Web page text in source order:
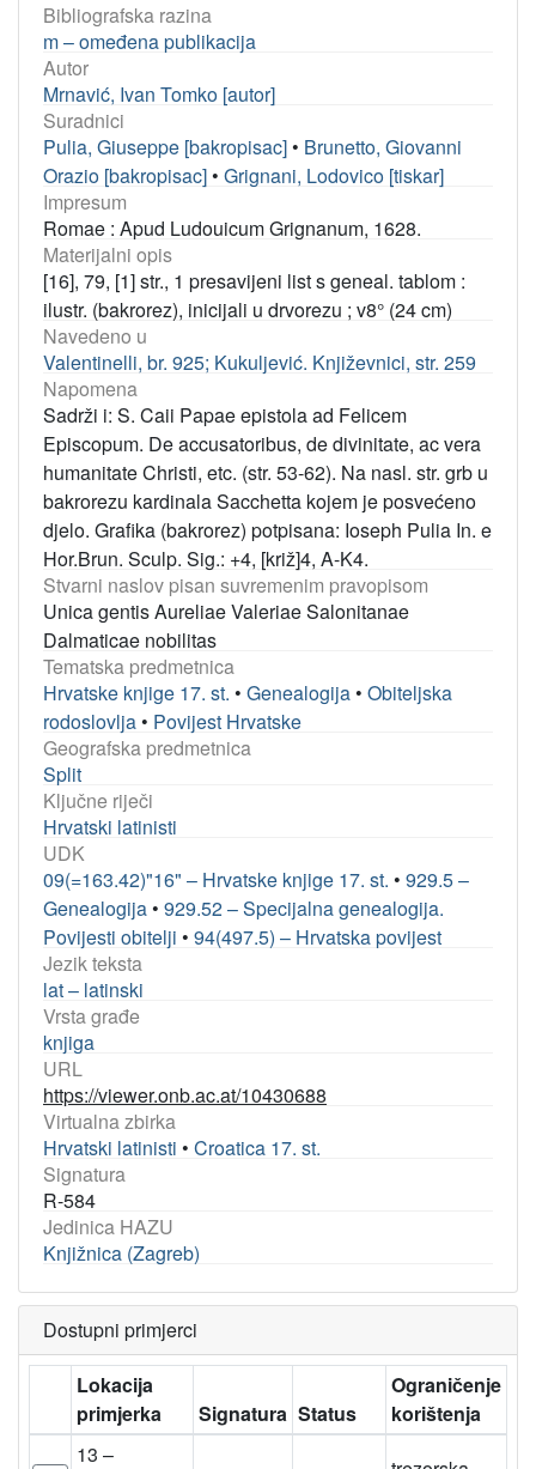
Bibliografska razina
m – omeđena publikacija
Autor
Mrnavić, Ivan Tomko [autor]
Suradnici
Pulia, Giuseppe [bakropisac] • Brunetto, Giovanni
Orazio [bakropisac] • Grignani, Lodovico [tiskar]
Impresum
Romae : Apud Ludouicum Grignanum, 1628.
Materijalni opis
[16], 79, [1] str., 1 presavijeni list s geneal. tablom :
ilustr. (bakrorez), inicijali u drvorezu ; v8° (24 cm)
Navedeno u
Valentinelli, br. 925; Kukuljević. Književnici, str. 259
Napomena
Sadrži i: S. Caii Papae epistola ad Felicem
Episcopum. De accusatoribus, de divinitate, ac vera
humanitate Christi, etc. (str. 53-62). Na nasl. str. grb u
bakrorezu kardinala Sacchetta kojem je posvećeno
djelo. Grafika (bakrorez) potpisana: Ioseph Pulia In. e
Hor.Brun. Sculp. Sig.: +4, [križ]4, A-K4.
Stvarni naslov pisan suvremenim pravopisom
Unica gentis Aureliae Valeriae Salonitanae
Dalmaticae nobilitas
Tematska predmetnica
Hrvatske knjige 17. st. • Genealogija • Obiteljska
rodoslovlja • Povijest Hrvatske
Geografska predmetnica
Split
Ključne riječi
Hrvatski latinisti
UDK
09(=163.42)"16" – Hrvatske knjige 17. st. • 929.5 –
Genealogija • 929.52 – Specijalna genealogija.
Povijesti obitelji • 94(497.5) – Hrvatska povijest
Jezik teksta
lat – latinski
Vrsta građe
knjiga
URL
https://viewer.onb.ac.at/10430688
Virtualna zbirka
Hrvatski latinisti • Croatica 17. st.
Signatura
R-584
Jedinica HAZU
Knjižnica (Zagreb)
Dostupni primjerci
Lokacija
primjerka
Signatura Status
Ograničenje
korištenja
13 –